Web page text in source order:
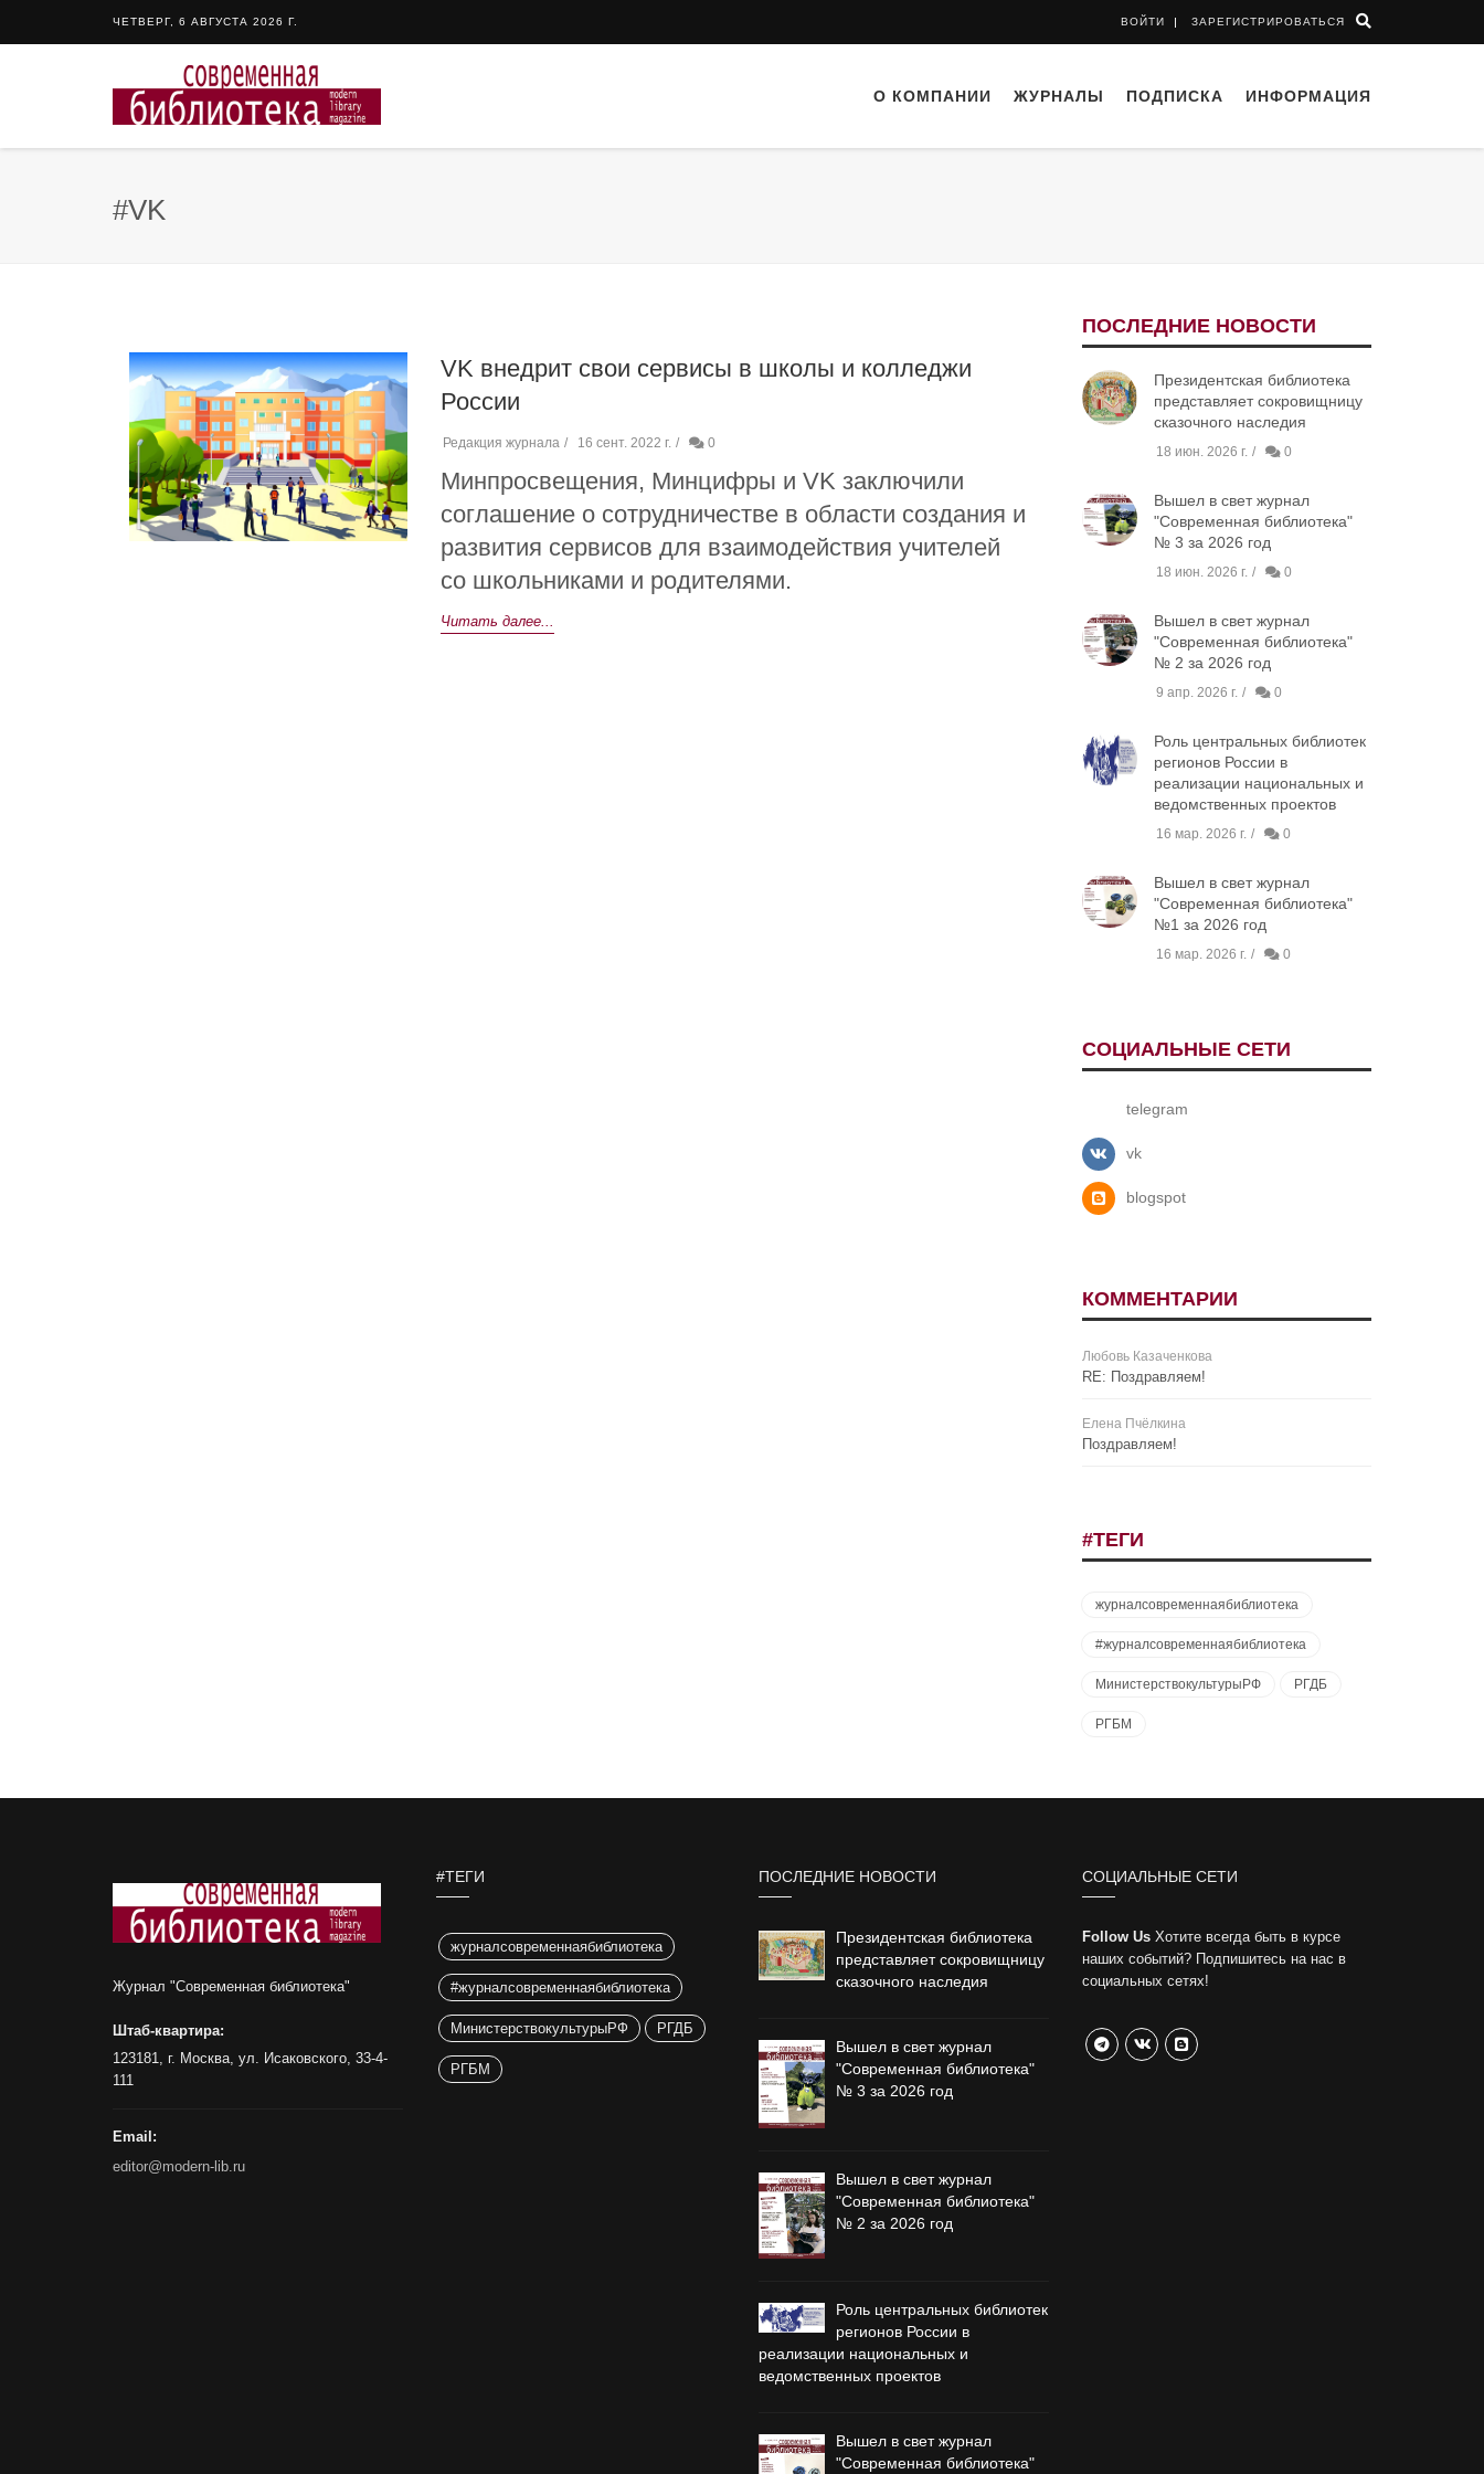
ЧЕТВЕРГ, 6 АВГУСТА 2026 Г. ВОЙТИ ЗАРЕГИСТРИРОВАТЬСЯ
О КОМПАНИИ ЖУРНАЛЫ ПОДПИСКА ИНФОРМАЦИЯ
#VK
VK внедрит свои сервисы в школы и колледжи
России
Редакция журнала 16 сент. 2022 г. 0
Минпросвещения, Минцифры и VK заключили
соглашение о сотрудничестве в области создания и
развития сервисов для взаимодействия учителей
со школьниками и родителями.
Читать далее...
ПОСЛЕДНИЕ НОВОСТИ
Президентская библиотека
представляет сокровищницу
сказочного наследия
18 июн. 2026 г. 0
Вышел в свет журнал
"Современная библиотека"
№ 3 за 2026 год
18 июн. 2026 г. 0
Вышел в свет журнал
"Современная библиотека"
№ 2 за 2026 год
9 апр. 2026 г. 0
Роль центральных библиотек
регионов России в
реализации национальных и
ведомственных проектов
16 мар. 2026 г. 0
Вышел в свет журнал
"Современная библиотека"
№1 за 2026 год
16 мар. 2026 г. 0
СОЦИАЛЬНЫЕ СЕТИ
telegram
vk
blogspot
КОММЕНТАРИИ
Любовь Казаченкова
RE: Поздравляем!
Елена Пчёлкина
Поздравляем!
#ТЕГИ
журналсовременнаябиблиотека
#журналсовременнаябиблиотека
МинистерствокультурыРФ РГДБ
РГБМ
Журнал "Современная библиотека"
Штаб-квартира:
123181, г. Москва, ул. Исаковского, 33-4-
111
Email:
editor@modern-lib.ru
#ТЕГИ
журналсовременнаябиблиотека
#журналсовременнаябиблиотека
МинистерствокультурыРФ РГДБ
РГБМ
ПОСЛЕДНИЕ НОВОСТИ
Президентская библиотека
представляет сокровищницу
сказочного наследия
Вышел в свет журнал
"Современная библиотека"
№ 3 за 2026 год
Вышел в свет журнал
"Современная библиотека"
№ 2 за 2026 год
Роль центральных библиотек
регионов России в
реализации национальных и
ведомственных проектов
Вышел в свет журнал
"Современная библиотека"
СОЦИАЛЬНЫЕ СЕТИ
Follow UsХотите всегда быть в курсе
наших событий? Подпишитесь на нас в
социальных сетях!